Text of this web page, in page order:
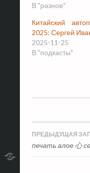
В "разное"
Китайский
2025: Сергей
2025-11-25
В "подкасты"
по
ПРЕДЫДУЩАЯ
печать алое 心